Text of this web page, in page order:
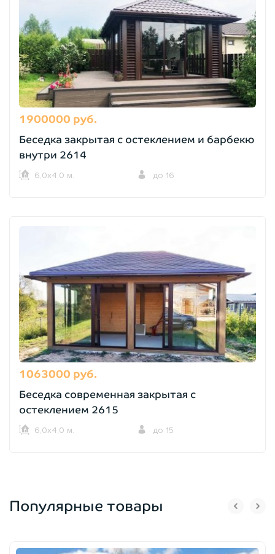
1900000 руб.
Беседка закрытая с остеклением и барбекю
внутри 2614
6,0х4,0 м. до 16
1063000 руб.
Беседка современная закрытая с
остеклением 2615
6,0х4,0 м. до 15
Популярные товары